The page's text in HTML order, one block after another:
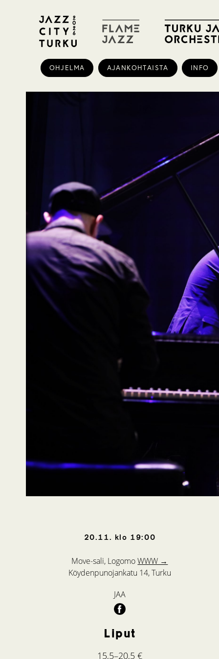
OHJELMA AJANKOHTAISTA INFO
20.11. klo 19:00
Move-sali, LogomoWWW →
Köydenpunojankatu 14, Turku
JAA
Liput
15,5–20,5 €